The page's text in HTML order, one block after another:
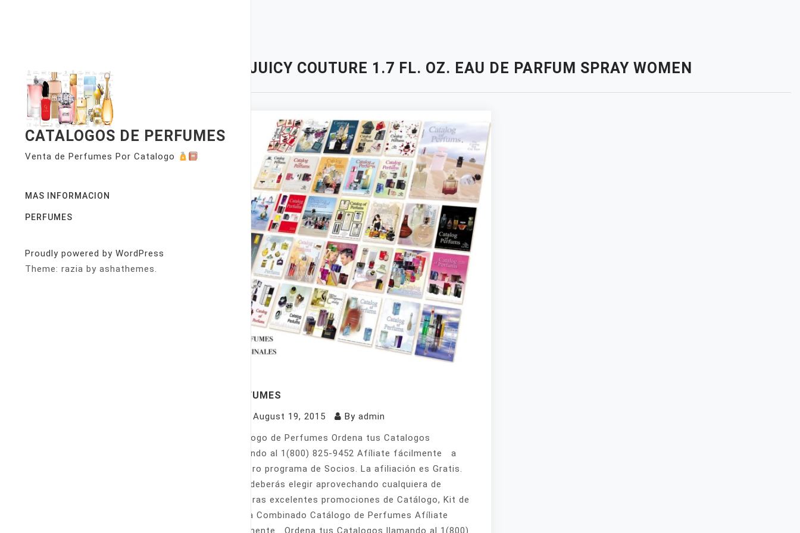
CATALOGOS DE PERFUMES
Venta de Perfumes Por Catalogo
MAS INFORMACION
PERFUMES
Proudly powered by WordPress
Theme: razia by ashathemes.
JUICY COUTURE 1.7 FL. OZ. EAU DE PARFUM SPRAY WOMEN
PERFUMES
August 19, 2015 By admin
Catálogo de Perfumes Ordena tus Catalogos
llamando al 1(800) 825-9452 Afíliate fácilmente a
nuestro programa de Socios. La afiliación es Gratis.
Sólo deberás elegir aprovechando cualquiera de
nuestras excelentes promociones de Catálogo, Kit de
Venta Combinado Catálogo de Perfumes Afíliate
fácilmente Ordena tus Catalogos llamando al 1(800)